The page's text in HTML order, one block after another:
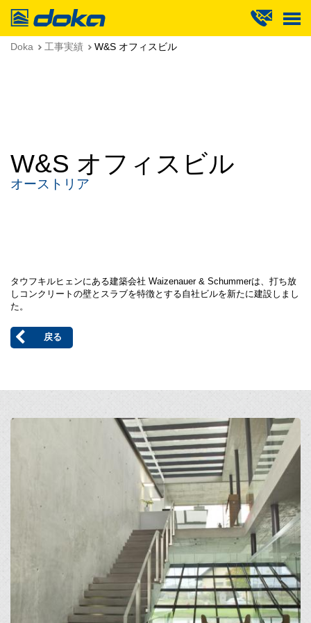
Doka
Doka 工事実績 W&S オフィスビル
W&S オフィスビル
オーストリア
タウフキルヒェンにある建築会社 Waizenauer & Schummerは、打ち放
しコンクリートの壁とスラブを特徴とする自社ビルを新たに建設しまし
た。
戻る